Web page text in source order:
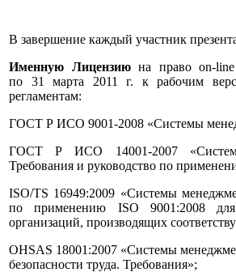
В завершение каждый участник
Именную Лицензиюна право on-line
по 31 марта 2011 г. к рабочим
регламентам:
ГОСТ Р ИСО 9001-2008 «Системы
ГОСТ Р ИСО 14001-2007 «Системы
Требования и руководство по
ISO/TS 16949:2009 «Системы
по применению ISO 9001:2008
организаций, производящих
OHSAS 18001:2007 «Системы
безопасности труда. Требования»;